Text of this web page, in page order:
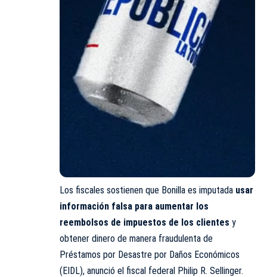
Los fiscales sostienen que Bonilla es imputada usar
información falsa para aumentar los
reembolsos de impuestos de los clientes y
obtener dinero de manera fraudulenta de
Préstamos por Desastre por Daños Económicos
(EIDL), anunció el fiscal federal Philip R. Sellinger.